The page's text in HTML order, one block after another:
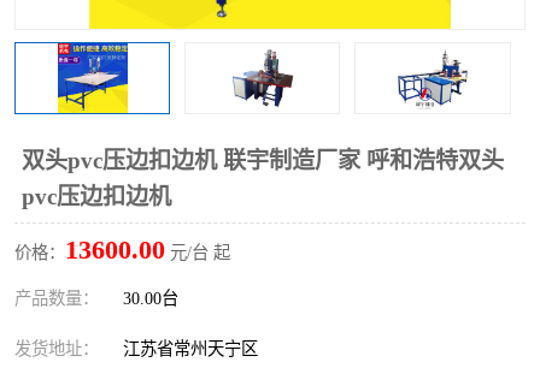
双头pvc压边扣边机 联宇制造厂家 呼和浩特双头
pvc压边扣边机
价格： 13600.00 元/台 起
产品数量： 30.00台
发货地址： 江苏省常州天宁区